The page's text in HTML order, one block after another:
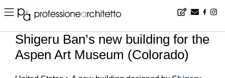
Home ▪ news ▪ en ▪ Shigeru Ban’s new building for the Aspen Art Museum (Colorado)
Shigeru Ban’s new building for the
Aspen Art Museum (Colorado)